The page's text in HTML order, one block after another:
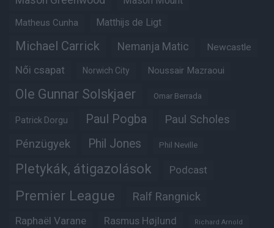
Matheus Cunha Matthijs de Ligt
Michael Carrick Nemanja Matic Newcastle
Női csapat Norwich City Noussair Mazraoui
Ole Gunnar Solskjaer Omar Berrada
Patrick Dorgu Paul Pogba Paul Scholes
Pénzügyek Phil Jones Phil Neville
Pletykák, átigazolások Podcast
Premier League Ralf Rangnick
Raphaël Varane Rasmus Højlund Richard Arnold